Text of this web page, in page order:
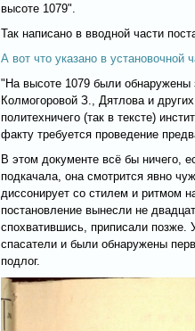
высоте 1079".
Так написано в вводной части
А вот что указано в установочной
"На высоте 1079 были
Колмогоровой З., Дятлова и
политехничего (так в тексте)
факту требуется проведение
В этом документе всё бы ничего,
подкачала, она смотрится явно
диссонирует со стилем и ритмом
постановление вынесли не
спохватившись, приписали позже.
спасатели и были обнаружены
подлог.